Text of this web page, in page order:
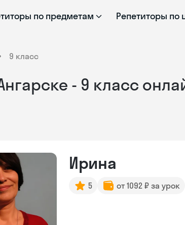
по предметам Репетиторы по
9 класс
- 9 класс
Ирина
5 от 1092 ₽ за урок